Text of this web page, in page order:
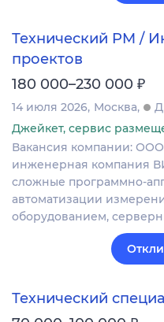
Технический PM /
проектов
180 000–230 000 ₽
14 июля 2026 Москва
Джейкет, сервис
Вакансия компании:
инженерная компания
сложные программно-
автоматизации
оборудованием,
Технический